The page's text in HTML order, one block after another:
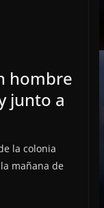
hombre
junto a
la colonia
mañana de